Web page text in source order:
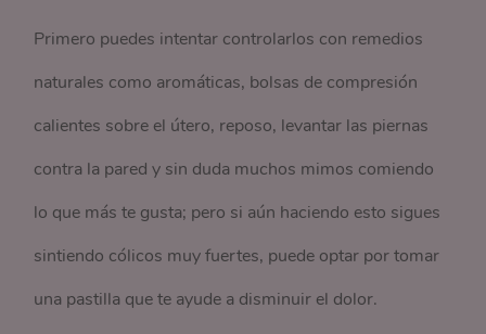
Primero puedes intentar controlarlos con remedios
naturales como aromáticas, bolsas de compresión
calientes sobre el útero, reposo, levantar las piernas
contra la pared y sin duda muchos mimos comiendo
lo que más te gusta; pero si aún haciendo esto sigues
sintiendo cólicos muy fuertes, puede optar por tomar
una pastilla que te ayude a disminuir el dolor.